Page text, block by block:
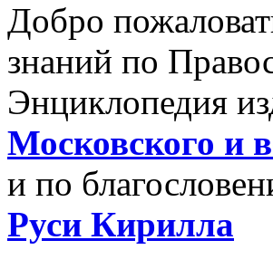
Добро
знаний по
Энциклопедия
Московского и
и по
Руси Кирилла